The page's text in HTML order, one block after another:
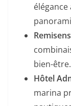
bien-être.
Hôtel
marina